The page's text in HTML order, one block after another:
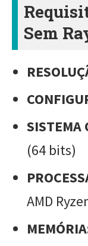
Sem
SISTEMA
(64 bits)
AMD